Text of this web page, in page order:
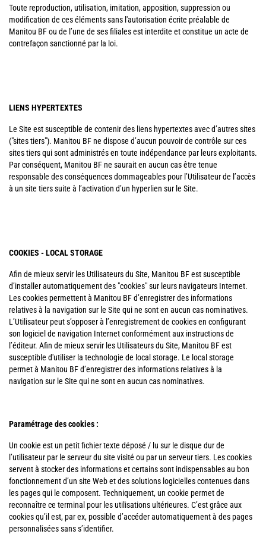
Toute reproduction, utilisation, imitation, apposition, suppression ou
modification de ces éléments sans l'autorisation écrite préalable de
Manitou BF ou de l’une de ses filiales est interdite et constitue un acte de
contrefaçon sanctionné par la loi.
LIENS HYPERTEXTES
Le Site est susceptible de contenir des liens hypertextes avec d’autres sites
("sites tiers"). Manitou BF ne dispose d’aucun pouvoir de contrôle sur ces
sites tiers qui sont administrés en toute indépendance par leurs exploitants.
Par conséquent, Manitou BF ne saurait en aucun cas être tenue
responsable des conséquences dommageables pour l’Utilisateur de l’accès
à un site tiers suite à l’activation d’un hyperlien sur le Site.
COOKIES - LOCAL STORAGE
Afin de mieux servir les Utilisateurs du Site, Manitou BF est susceptible
d’installer automatiquement des "cookies" sur leurs navigateurs Internet.
Les cookies permettent à Manitou BF d’enregistrer des informations
relatives à la navigation sur le Site qui ne sont en aucun cas nominatives.
L’Utilisateur peut s’opposer à l’enregistrement de cookies en configurant
son logiciel de navigation Internet conformément aux instructions de
l’éditeur. Afin de mieux servir les Utilisateurs du Site, Manitou BF est
susceptible d'utiliser la technologie de local storage. Le local storage
permet à Manitou BF d’enregistrer des informations relatives à la
navigation sur le Site qui ne sont en aucun cas nominatives.
Paramétrage des cookies :
Un cookie est un petit fichier texte déposé / lu sur le disque dur de
l’utilisateur par le serveur du site visité ou par un serveur tiers. Les cookies
servent à stocker des informations et certains sont indispensables au bon
fonctionnement d’un site Web et des solutions logicielles contenues dans
les pages qui le composent. Techniquement, un cookie permet de
reconnaître ce terminal pour les utilisations ultérieures. C’est grâce aux
cookies qu’il est, par ex, possible d’accéder automatiquement à des pages
personnalisées sans s’identifier.